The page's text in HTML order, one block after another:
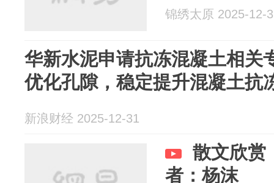
锦绣太原 2025-12-
华新水泥申请抗冻混凝土相关
优化孔隙，稳定提升混凝土抗
新浪财经 2025-12-31
散文欣赏
者：杨沫